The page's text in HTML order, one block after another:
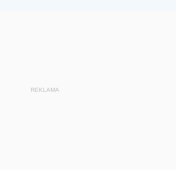
REKLAMA